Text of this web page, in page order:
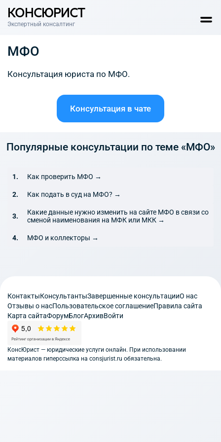
КОНСЮРИСТ
Экспертный консалтинг
МФО
Консультация юриста по МФО.
Консультация в чате
Популярные консультации по теме «МФО»
Как проверить МФО →
Как подать в суд на МФО? →
Какие данные нужно изменить на сайте МФО в связи со
сменой наименования на МФК или МКК →
МФО и коллекторы →
КонтактыКонсультантыЗавершенные консультацииО нас
Отзывы о насПользовательское соглашениеПравила сайта
Карта сайтаФорумБлогАрхивВойти
КонсЮрист — юридические услуги онлайн. При использовании
материалов гиперссылка на consjurist.ru обязательна.